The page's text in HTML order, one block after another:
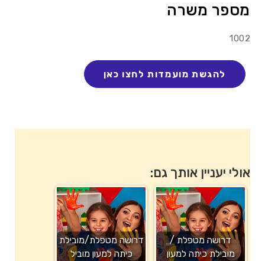
מספר משרה
1002
אולי יעניין אותך גם:
דרושה מטפלת /
מובילת כיתה למעון
דרושה מטפלת/מובילת
כיתה למעון מוביל